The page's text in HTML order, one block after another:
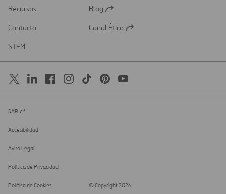
Recursos
Abrir
una
Blog
Contacto
Abrir
Canal Ético
STEM
Abrir
una
nueva
SAR
Accesibilidad
Aviso Legal
Política de Privacidad
Política de Cookies © Copyright 2026